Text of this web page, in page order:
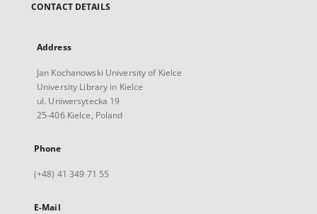
CONTACT DETAILS
Address
Jan Kochanowski University of Kielce
University Library in Kielce
ul. Uniwersytecka 19
25-406 Kielce, Poland
Phone
(+48) 41 349 71 55
E-Mail